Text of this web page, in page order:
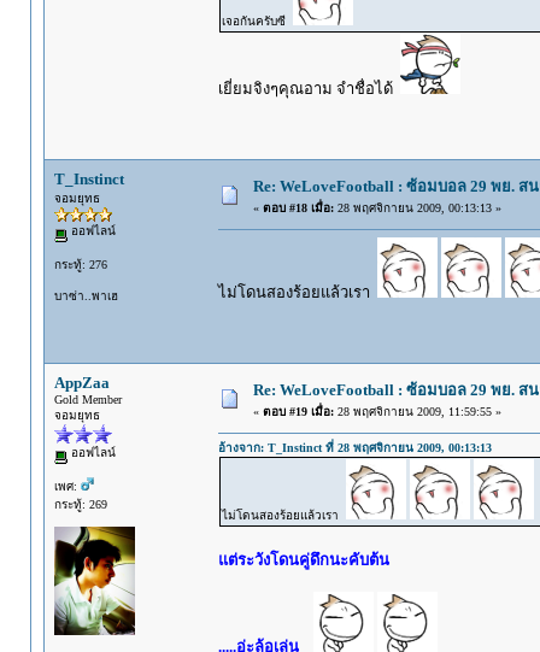
เจอกันครับซี
เยี่ยมจิงๆคุณอาม จำชื่อได้
T_Instinct
จอมยุทธ
ออฟไลน์
กระทู้: 276
บาซ่า..พาเฮ
Re: WeLoveFootball : ซ้อมบอล 29 พย. ส
« ตอบ #18 เมื่อ:28 พฤศจิกายน 2009, 00:13:13 »
ไม่โดนสองร้อยแล้วเรา
AppZaa
Gold Member
จอมยุทธ
ออฟไลน์
เพศ:
กระทู้: 269
Re: WeLoveFootball : ซ้อมบอล 29 พย. ส
« ตอบ #19 เมื่อ:28 พฤศจิกายน 2009, 11:59:55 »
อ้างจาก: T_Instinct ที่ 28 พฤศจิกายน 2009, 00:13:13
ไม่โดนสองร้อยแล้วเรา
แต่ระวังโดนคู่ดึกนะคับต้น
.....อ่ะล้อเล่น